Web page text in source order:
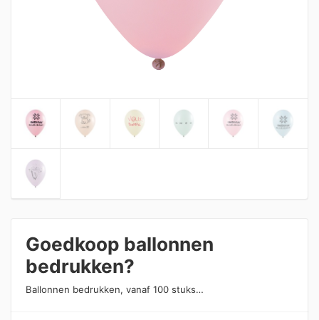
Goedkoop ballonnen
bedrukken?
Ballonnen bedrukken, vanaf 100 stuks…